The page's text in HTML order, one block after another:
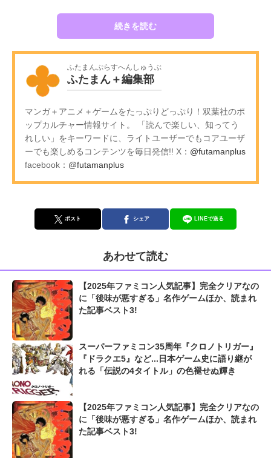
続きを読む
ふたまんぷらすへんしゅうぶ
ふたまん＋編集部
マンガ＋アニメ＋ゲームをたっぷりどっぷり！双葉社のポ
ップカルチャー情報サイト。 「読んで楽しい、知ってう
れしい」をキーワードに、ライトユーザーでもコアユーザ
ーでも楽しめるコンテンツを毎日発信!! X： @futamanplus
facebook： @futamanplus
ポスト シェア LINEで送る
あわせて読む
【2025年ファミコン人気記事】完全クリアなの
に「後味が悪すぎる」名作ゲームほか、読まれ
た記事ベスト3!
スーパーファミコン35周年『クロノトリガー』
『ドラクエ5』など...日本ゲーム史に語り継が
れる「伝説の4タイトル」の色褪せぬ輝き
【2025年ファミコン人気記事】完全クリアなの
に「後味が悪すぎる」名作ゲームほか、読まれ
た記事ベスト3!